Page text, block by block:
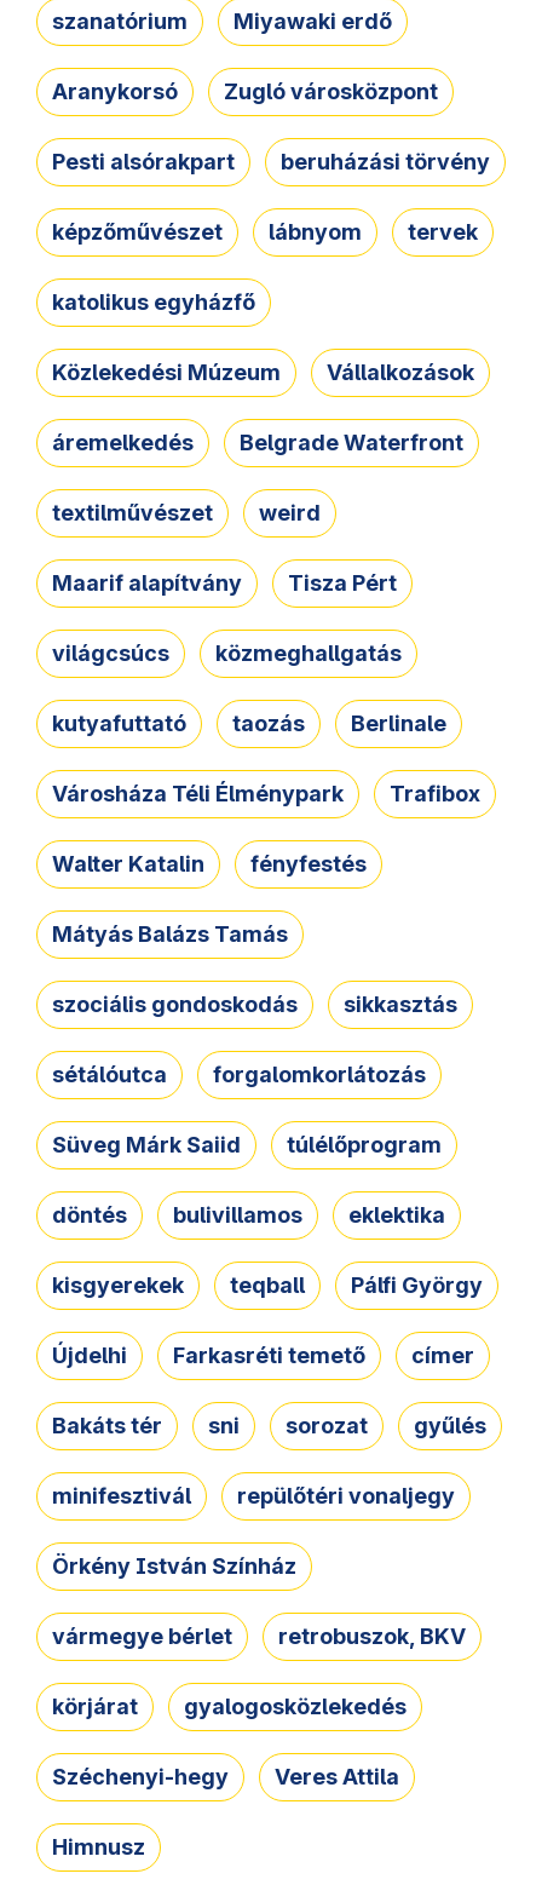
szanatórium Miyawaki erdő
Aranykorsó Zugló városközpont
Pesti alsórakpart beruházási törvény
képzőművészet lábnyom tervek
katolikus egyházfő
Közlekedési Múzeum Vállalkozások
áremelkedés Belgrade Waterfront
textilművészet weird
Maarif alapítvány Tisza Pért
világcsúcs közmeghallgatás
kutyafuttató taozás Berlinale
Városháza Téli Élménypark Trafibox
Walter Katalin fényfestés
Mátyás Balázs Tamás
szociális gondoskodás sikkasztás
sétálóutca forgalomkorlátozás
Süveg Márk Saiid túlélőprogram
döntés bulivillamos eklektika
kisgyerekek teqball Pálfi György
Újdelhi Farkasréti temető címer
Bakáts tér sni sorozat gyűlés
minifesztivál repülőtéri vonaljegy
Örkény István Színház
vármegye bérlet retrobuszok, BKV
körjárat gyalogosközlekedés
Széchenyi-hegy Veres Attila
Himnusz